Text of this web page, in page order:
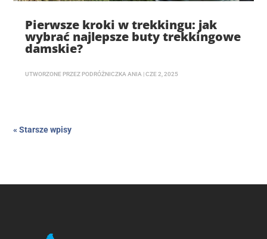
Pierwsze kroki w trekkingu: jak
wybrać najlepsze buty trekkingowe
damskie?
UTWORZONE PRZEZ PODRÓŻNICZKA ANIA |CZE 2, 2025
« Starsze wpisy